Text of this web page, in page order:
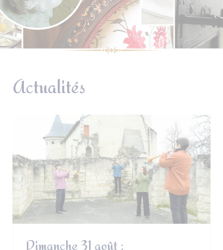
Actualités
Dimanche 31 août :